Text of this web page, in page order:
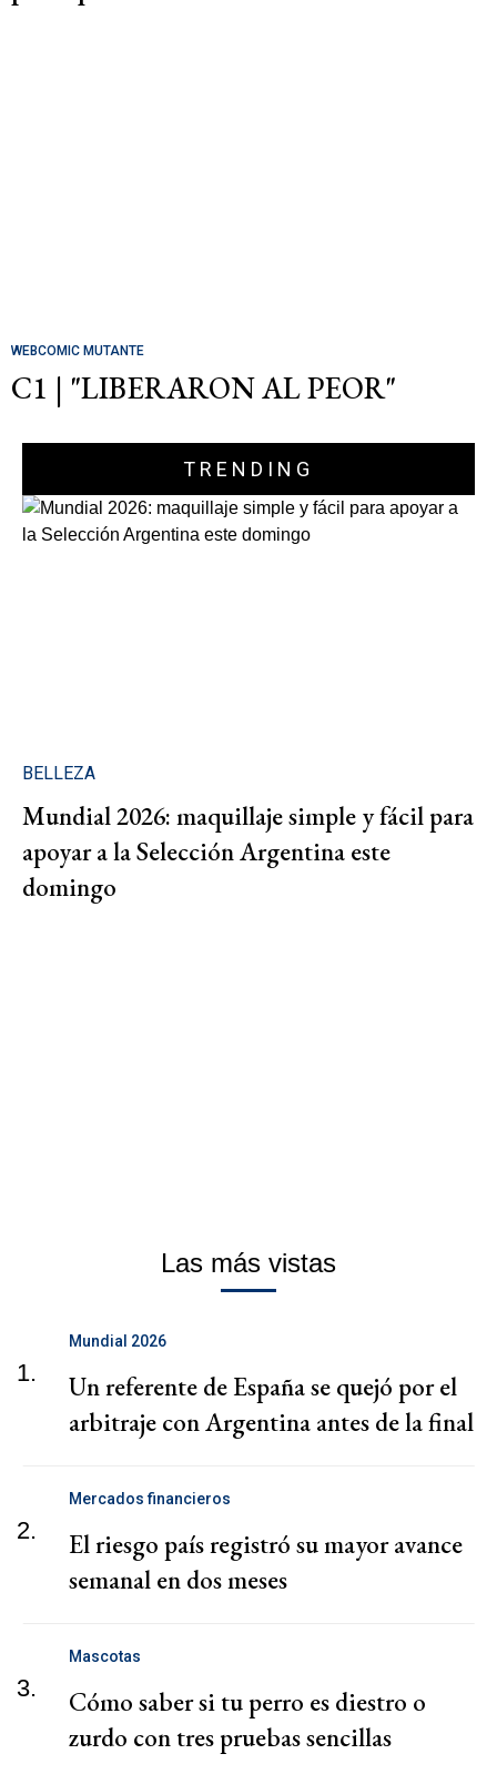
WEBCOMIC MUTANTE
C1 | "LIBERARON AL PEOR"
TRENDING
BELLEZA
Mundial 2026: maquillaje simple y fácil para
apoyar a la Selección Argentina este
domingo
Las más vistas
1.
Mundial 2026
Un referente de España se quejó por el
arbitraje con Argentina antes de la final
2.
Mercados financieros
El riesgo país registró su mayor avance
semanal en dos meses
3.
Mascotas
Cómo saber si tu perro es diestro o
zurdo con tres pruebas sencillas